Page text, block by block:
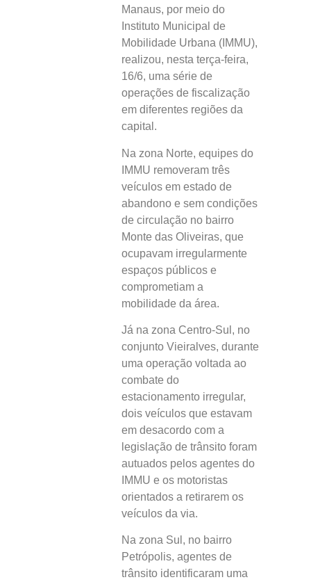
Manaus, por meio do
Instituto Municipal de
Mobilidade Urbana (IMMU),
realizou, nesta terça-feira,
16/6, uma série de
operações de fiscalização
em diferentes regiões da
capital.
Na zona Norte, equipes do
IMMU removeram três
veículos em estado de
abandono e sem condições
de circulação no bairro
Monte das Oliveiras, que
ocupavam irregularmente
espaços públicos e
comprometiam a
mobilidade da área.
Já na zona Centro-Sul, no
conjunto Vieiralves, durante
uma operação voltada ao
combate do
estacionamento irregular,
dois veículos que estavam
em desacordo com a
legislação de trânsito foram
autuados pelos agentes do
IMMU e os motoristas
orientados a retirarem os
veículos da via.
Na zona Sul, no bairro
Petrópolis, agentes de
trânsito identificaram uma